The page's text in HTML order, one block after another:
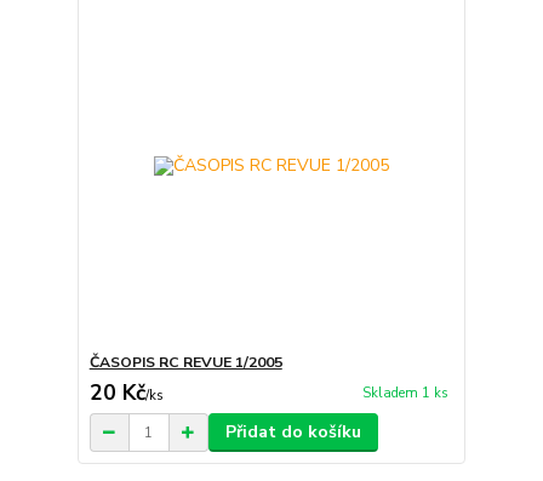
ČASOPIS RC REVUE 1/2005
20 Kč/ks Skladem 1 ks
Přidat do košíku